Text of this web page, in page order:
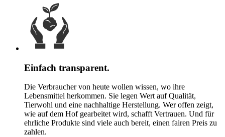
Einfach transparent.
Die Verbraucher von heute wollen wissen, wo ihre
Lebensmittel herkommen. Sie legen Wert auf Qualität,
Tierwohl und eine nachhaltige Herstellung. Wer offen zeigt,
wie auf dem Hof gearbeitet wird, schafft Vertrauen. Und für
ehrliche Produkte sind viele auch bereit, einen fairen Preis zu
zahlen.